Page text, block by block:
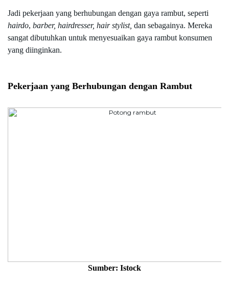
hairdo, barber, hairdresser, hair stylist, dan sebagainya. Mereka
sangat dibutuhkan untuk menyesuaikan gaya rambut konsumen
yang diinginkan.
Pekerjaan yang Berhubungan dengan Rambut
Sumber: Istock